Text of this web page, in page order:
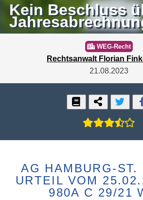
Kein Beschluss
WEG-Recht
Rechtsanwalt Florian
21.08.2023
AG HAMBURG-ST.
URTEIL VOM
980A C 29/21